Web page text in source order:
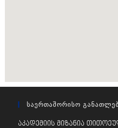
Საერთაშორისო
აკადემიის მიზანია